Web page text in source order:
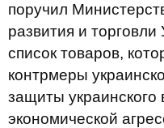
поручил
развития и
список товаров,
контрмеры
защиты украинского
экономической